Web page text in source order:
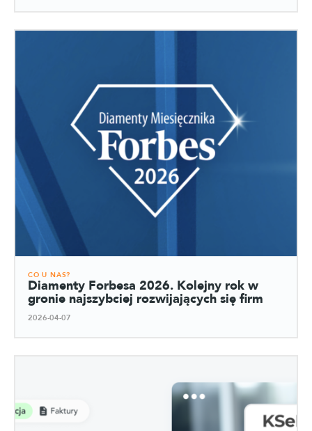
CO U NAS?
Diamenty Forbesa 2026. Kolejny rok w
gronie najszybciej rozwijających się firm
2026-04-07